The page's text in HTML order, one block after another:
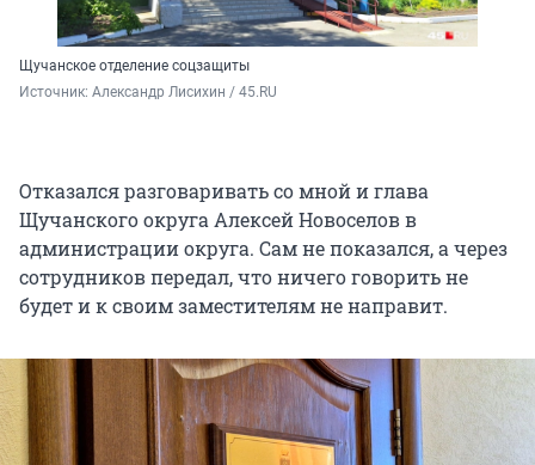
Щучанское отделение соцзащиты
Источник: Александр Лисихин / 45.RU
Отказался разговаривать со мной и глава
Щучанского округа Алексей Новоселов в
администрации округа. Сам не показался, а через
сотрудников передал, что ничего говорить не
будет и к своим заместителям не направит.